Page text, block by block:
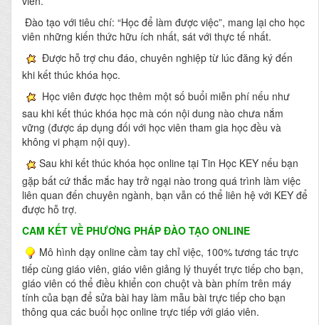
Đào tạo với tiêu chí: “Học để làm được việc”, mang lại cho học
viên những kiến thức hữu ích nhất, sát với thực tế nhất.
Được hỗ trợ chu đáo, chuyên nghiệp từ lúc đăng ký đến
khi kết thúc khóa học.
Học viên được học thêm một số buổi miễn phí nếu như
sau khi kết thúc khóa học mà cón nội dung nào chưa nắm
vững (được áp dụng đối với học viên tham gia học đều và
không vi phạm nội quy).
Sau khi kết thúc khóa học online tại Tin Học KEY nếu bạn
gặp bất cứ thắc mắc hay trở ngại nào trong quá trình làm việc
liên quan đến chuyên ngành, bạn vẫn có thể liên hệ với KEY để
được hỗ trợ.
CAM KẾT VỀ PHƯƠNG PHÁP ĐÀO TẠO ONLINE
Mô hình dạy online cầm tay chỉ việc, 100% tương tác trực
tiếp cùng giáo viên, giáo viên giảng lý thuyết trực tiếp cho bạn,
giáo viên có thể điều khiển con chuột và bàn phím trên máy
tính của bạn để sửa bài hay làm mẫu bài trực tiếp cho bạn
thông qua các buổi học online trực tiếp với giáo viên.